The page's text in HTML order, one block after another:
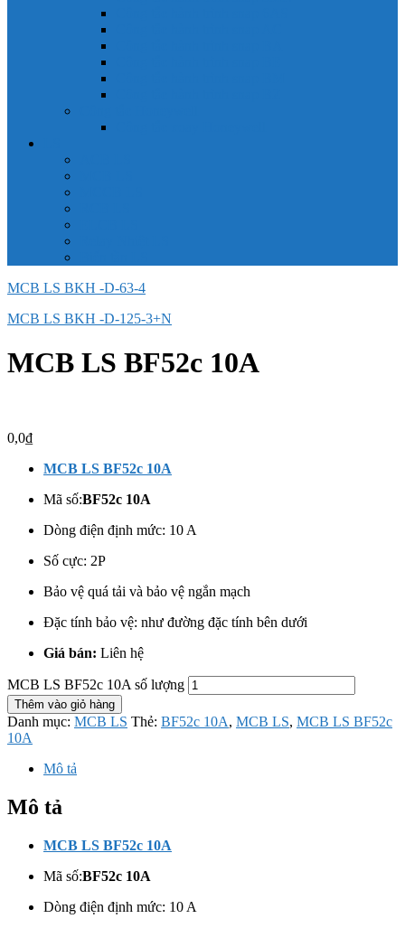
MCB LS BKH -D-63-4
MCB LS BKH -D-125-3+N
MCB LS BF52c 10A
0,0₫
MCB LS BF52c 10A
Mã số:BF52c 10A
Dòng điện định mức: 10 A
Số cực: 2P
Bảo vệ quá tải và bảo vệ ngắn mạch
Đặc tính bảo vệ: như đường đặc tính bên dưới
Giá bán: Liên hệ
MCB LS BF52c 10A số lượng
Thêm vào giỏ hàng
Danh mục: MCB LS Thẻ: BF52c 10A, MCB LS, MCB LS BF52c
10A
Mô tả
Mô tả
MCB LS BF52c 10A
Mã số:BF52c 10A
Dòng điện định mức: 10 A